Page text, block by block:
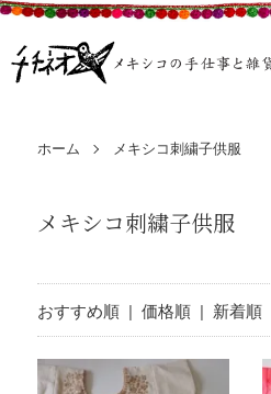
ホーム メキシコ刺繍子供服
メキシコ刺繍子供服
おすすめ順 |価格順 | 新着順